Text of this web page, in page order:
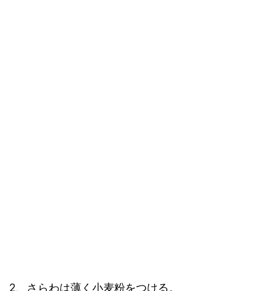
2、さらわは薄く小麦粉をつける。